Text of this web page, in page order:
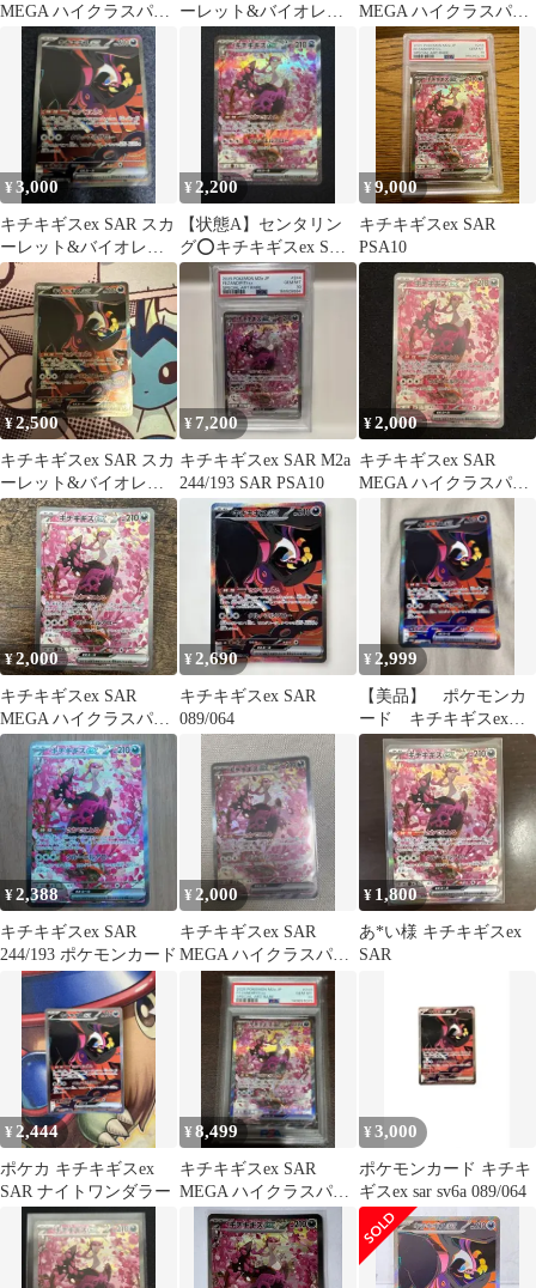
MEGA ハイクラスパッ
ク MEGAドリームex キ
ーレット&バイオレッ
ト 拡張パック ナイトワ
ンダラ…
MEGA ハイクラスパッ
ク MEGAドリームex キ
ラ…
¥3,000
キチキギスex SAR スカ
ーレット&バイオレッ
ト 拡張パック ナイトワ
ンダラ…
¥ 2,200
【状態A】センタリン
グ⭕️キチキギスex SAR
M2a 244/193
¥9,000
キチキギスex SAR
PSA10
¥2,500
キチキギスex SAR スカ
ーレット&バイオレッ
ト 拡張パック ナイトワ
ンダラ…
¥ 7,200
キチキギスex SAR M2a
244/193 SAR PSA10
¥2,000
キチキギスex SAR
MEGA ハイクラスパッ
ク MEGAドリームex キ
¥2,000
キチキギスex SAR
MEGA ハイクラスパッ
ク MEGAドリームex キ
ラ…
¥2,690
キチキギスex SAR
089/064
¥ 2,999
【美品】 ポケモンカ
ード キチキギスex
SAR
¥2,388
キチキギスex SAR
244/193 ポケモンカード
¥2,000
キチキギスex SAR
MEGA ハイクラスパッ
ク MEGAドリームex キ
¥ 1,800
あ*い様 キチキギスex
SAR
¥ 2,444
ポケカ キチキギスex
SAR ナイトワンダラー
¥8,499
キチキギスex SAR
MEGA ハイクラスパッ
ク MEGAドリームex
¥3,000
ポケモンカード キチキ
ギスex sar sv6a 089/064